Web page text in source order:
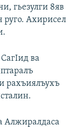
гьезулги 8яв
руго. Ахирисел
ва
рахъиялъухъ
Алжиралдаса